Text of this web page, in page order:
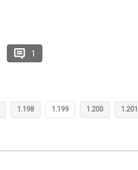
1
1.198 1.199 1.200 1.201